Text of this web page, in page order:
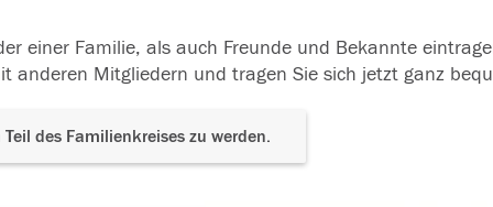
einer Familie, als auch Freunde und Bekannte
anderen Mitgliedern und tragen Sie sich jetzt ganz
des Familienkreises zu werden.